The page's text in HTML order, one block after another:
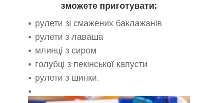
зможете приготувати:
рулети зі смажених баклажанів
рулети з лаваша
млинці з сиром
голубці з пекінської капусти
рулети з шинки.